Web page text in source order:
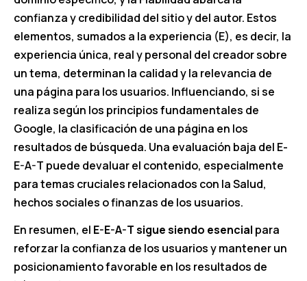
confianza y credibilidad del sitio y del autor. Estos
elementos, sumados a la experiencia (E), es decir, la
experiencia única, real y personal del creador sobre
un tema, determinan la calidad y la relevancia de
una página para los usuarios. Influenciando, si se
realiza según los principios fundamentales de
Google, la clasificación de una página en los
resultados de búsqueda. Una evaluación baja del E-
E-A-T puede devaluar el contenido, especialmente
para temas cruciales relacionados con la Salud,
hechos sociales o finanzas de los usuarios.
En resumen, el E-E-A-T sigue siendo esencial para
reforzar la confianza de los usuarios y mantener un
posicionamiento favorable en los resultados de